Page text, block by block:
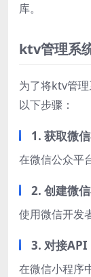
库。
ktv管理系
为了将ktv管
以下步骤：
1. 获取微
在微信公众平
2. 创建微
使用微信开发
3. 对接API
在微信小程序